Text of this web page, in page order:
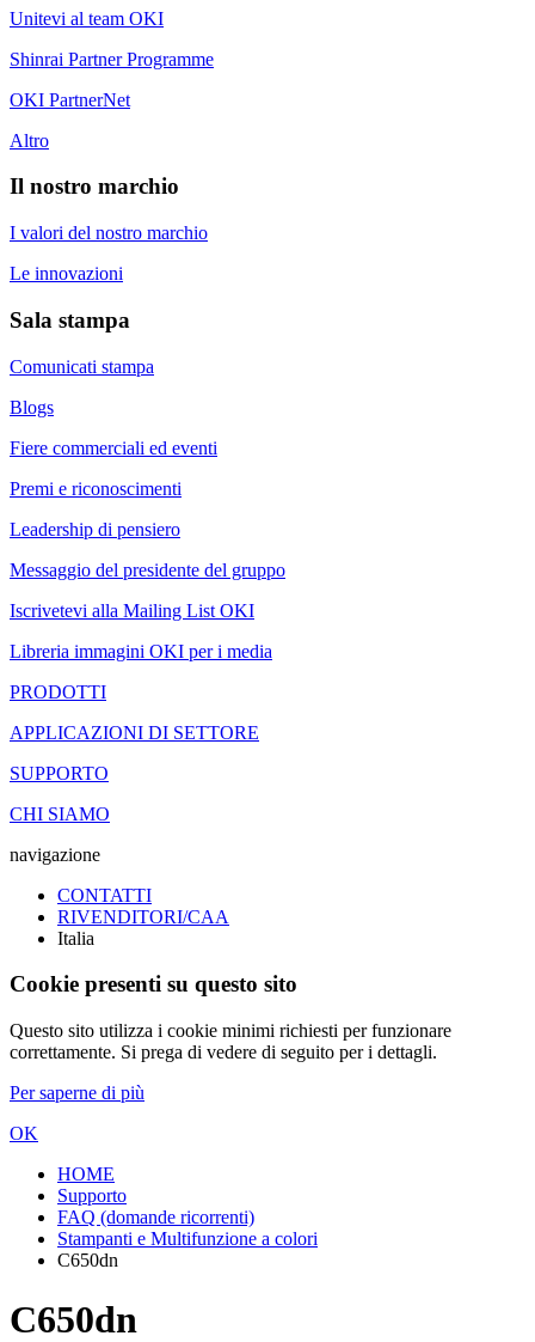
Unitevi al team OKI
Shinrai Partner Programme
OKI PartnerNet
Altro
Il nostro marchio
I valori del nostro marchio
Le innovazioni
Sala stampa
Comunicati stampa
Blogs
Fiere commerciali ed eventi
Premi e riconoscimenti
Leadership di pensiero
Messaggio del presidente del gruppo
Iscrivetevi alla Mailing List OKI
Libreria immagini OKI per i media
PRODOTTI
APPLICAZIONI DI SETTORE
SUPPORTO
CHI SIAMO
navigazione
CONTATTI
RIVENDITORI/CAA
Italia
Cookie presenti su questo sito
Questo sito utilizza i cookie minimi richiesti per funzionare
correttamente. Si prega di vedere di seguito per i dettagli.
Per saperne di più
OK
HOME
Supporto
FAQ (domande ricorrenti)
Stampanti e Multifunzione a colori
C650dn
C650dn